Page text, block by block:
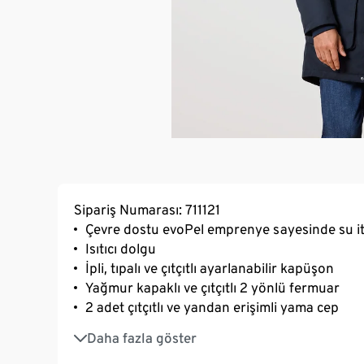
Sipariş Numarası: 711121
Çevre dostu evoPel emprenye sayesinde su
Isıtıcı dolgu
İpli, tıpalı ve çıtçıtlı ayarlanabilir kapüşon
Yağmur kapaklı ve çıtçıtlı 2 yönlü fermuar
2 adet çıtçıtlı ve yandan erişimli yama cep
Daha fazla göster
Göğüs hizasında çıtçıtlı 2 yırtmaçlı cep
İç cep